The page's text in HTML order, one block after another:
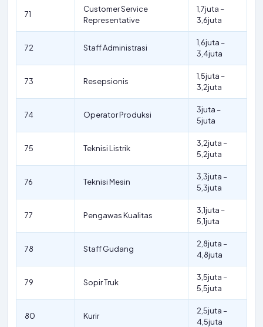
71
Customer Service
Representative
1,7juta –
3,6juta
72 Staff Administrasi
1,6juta –
3,4juta
73 Resepsionis
1,5juta –
3,2juta
74 Operator Produksi
3juta –
5juta
75 Teknisi Listrik
3,2juta –
5,2juta
76 Teknisi Mesin
3,3juta –
5,3juta
77 Pengawas Kualitas
3,1juta –
5,1juta
78 Staff Gudang
2,8juta –
4,8juta
79 Sopir Truk
3,5juta –
5,5juta
80 Kurir
2,5juta –
4,5juta